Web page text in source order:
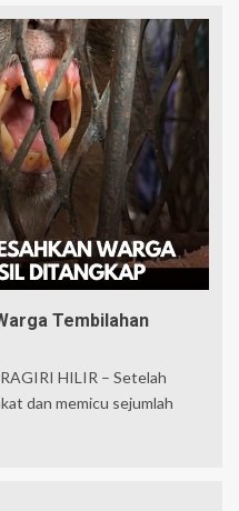
Tembilahan
HILIR – Setelah
dan memicu sejumlah